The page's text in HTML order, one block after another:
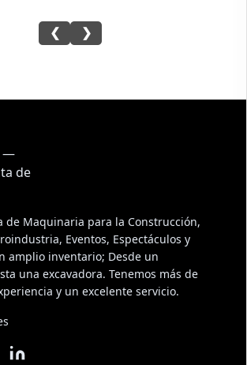
❮ ❯
de Maquinaria para la Construcción,
Eventos, Espectáculos y
amplio inventario; Desde un
una excavadora. Tenemos más de
y un excelente servicio.